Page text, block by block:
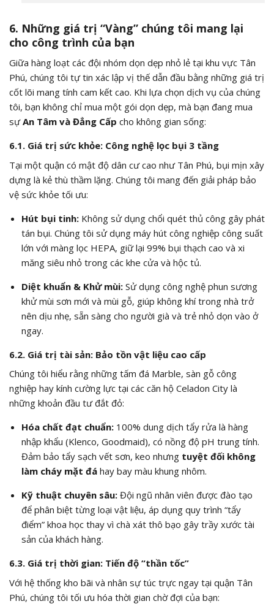
6. Những giá trị “Vàng” chúng tôi mang lại
cho công trình của bạn
Giữa hàng loạt các đội nhóm dọn dẹp nhỏ lẻ tại khu vực Tân
Phú, chúng tôi tự tin xác lập vị thế dẫn đầu bằng những giá trị
cốt lõi mang tính cam kết cao. Khi lựa chọn dịch vụ của chúng
tôi, bạn không chỉ mua một gói dọn dẹp, mà bạn đang mua
sựAn Tâm và Đẳng Cấp cho không gian sống:
6.1. Giá trị sức khỏe: Công nghệ lọc bụi 3 tầng
Tại một quận có mật độ dân cư cao như Tân Phú, bụi mịn xây
dựng là kẻ thù thầm lặng. Chúng tôi mang đến giải pháp bảo
vệ sức khỏe tối ưu:
Hút bụi tinh:Không sử dụng chổi quét thủ công gây phát
tán bụi. Chúng tôi sử dụng máy hút công nghiệp công suất
lớn với màng lọc HEPA, giữ lại 99% bụi thạch cao và xi
măng siêu nhỏ trong các khe cửa và hộc tủ.
Diệt khuẩn & Khử mùi:Sử dụng công nghệ phun sương
khử mùi sơn mới và mùi gỗ, giúp không khí trong nhà trở
nên dịu nhẹ, sẵn sàng cho người già và trẻ nhỏ dọn vào ở
ngay.
6.2. Giá trị tài sản: Bảo tồn vật liệu cao cấp
Chúng tôi hiểu rằng những tấm đá Marble, sàn gỗ công
nghiệp hay kính cường lực tại các căn hộ Celadon City là
những khoản đầu tư đắt đỏ:
Hóa chất đạt chuẩn:100% dung dịch tẩy rửa là hàng
nhập khẩu (Klenco, Goodmaid), có nồng độ pH trung tính.
Đảm bảo tẩy sạch vết sơn, keo nhưng tuyệt đối không
làm cháy mặt đáhay bay màu khung nhôm.
Kỹ thuật chuyên sâu:Đội ngũ nhân viên được đào tạo
để phân biệt từng loại vật liệu, áp dụng quy trình “tẩy
điểm” khoa học thay vì chà xát thô bạo gây trầy xước tài
sản của khách hàng.
6.3. Giá trị thời gian: Tiến độ “thần tốc”
Với hệ thống kho bãi và nhân sự túc trực ngay tại quận Tân
Phú, chúng tôi tối ưu hóa thời gian chờ đợi của bạn: